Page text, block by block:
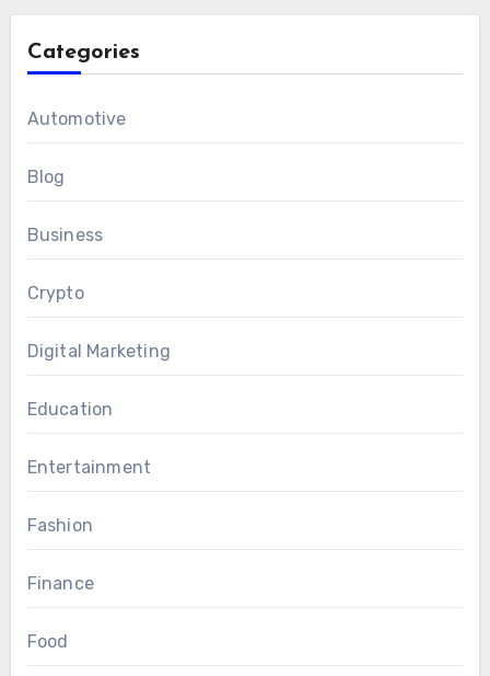
Categories
Automotive
Blog
Business
Crypto
Digital Marketing
Education
Entertainment
Fashion
Finance
Food